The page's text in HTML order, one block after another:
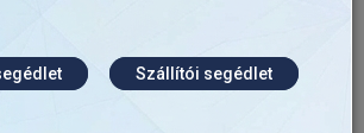
Szállítói segédlet